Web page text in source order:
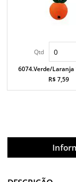
6074.Verde/Laranja
R$ 7,59